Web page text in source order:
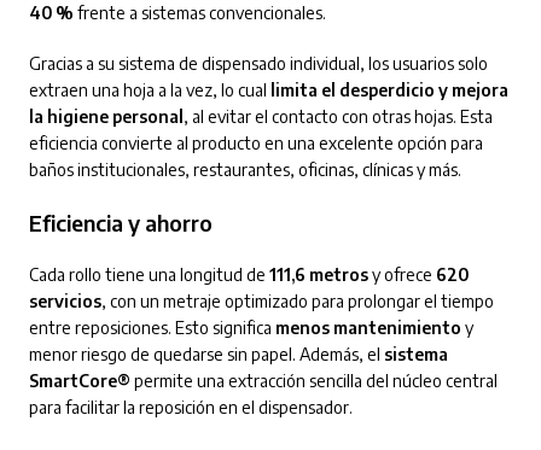
40 % frente a sistemas convencionales.
Gracias a su sistema de dispensado individual, los usuarios solo
extraen una hoja a la vez, lo cual limita el desperdicio y mejora
la higiene personal , al evitar el contacto con otras hojas. Esta
eficiencia convierte al producto en una excelente opción para
baños institucionales, restaurantes, oficinas, clínicas y más.
Eficiencia y ahorro
Cada rollo tiene una longitud de 111,6 metrosy ofrece 620
servicios, con un metraje optimizado para prolongar el tiempo
entre reposiciones. Esto significa menos mantenimiento y
menor riesgo de quedarse sin papel. Además, el sistema
SmartCore® permite una extracción sencilla del núcleo central
para facilitar la reposición en el dispensador.